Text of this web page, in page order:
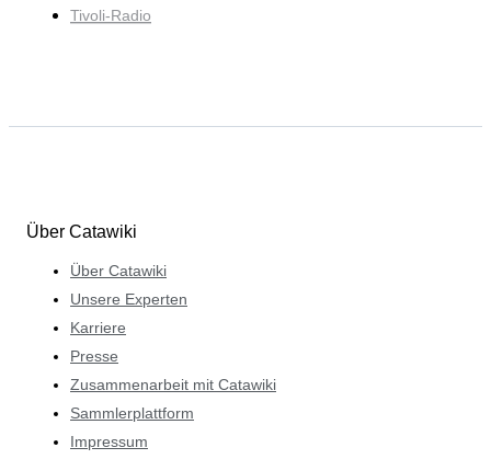
Tivoli-Radio
Über Catawiki
Über Catawiki
Unsere Experten
Karriere
Presse
Zusammenarbeit mit Catawiki
Sammlerplattform
Impressum